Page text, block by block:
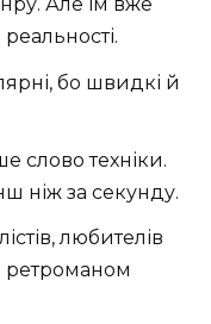
Але їм вже
бо швидкі й
слово техніки.
ніж за секунду.
любителів
ретроманом